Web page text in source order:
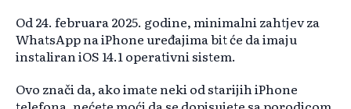
Od 24. februara 2025. godine, minimalni zahtjev za
WhatsApp na iPhone uređajima bit će da imaju
instaliran iOS 14.1 operativni sistem.
Ovo znači da, ako imate neki od starijih iPhone